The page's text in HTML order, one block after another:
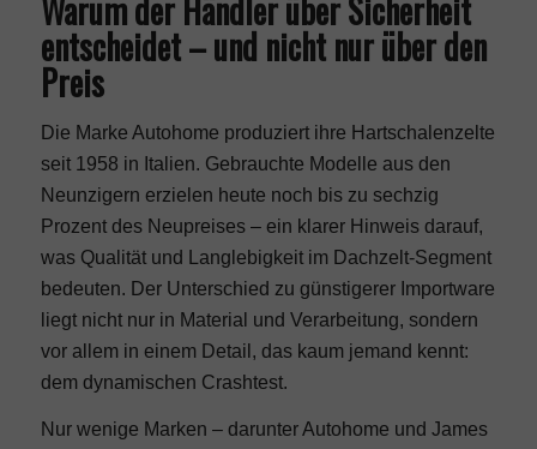
Warum der Händler über Sicherheit
entscheidet – und nicht nur über den
Preis
Die Marke Autohome produziert ihre Hartschalenzelte
seit 1958 in Italien. Gebrauchte Modelle aus den
Neunzigern erzielen heute noch bis zu sechzig
Prozent des Neupreises – ein klarer Hinweis darauf,
was Qualität und Langlebigkeit im Dachzelt-Segment
bedeuten. Der Unterschied zu günstigerer Importware
liegt nicht nur in Material und Verarbeitung, sondern
vor allem in einem Detail, das kaum jemand kennt:
dem dynamischen Crashtest.
Nur wenige Marken – darunter Autohome und James